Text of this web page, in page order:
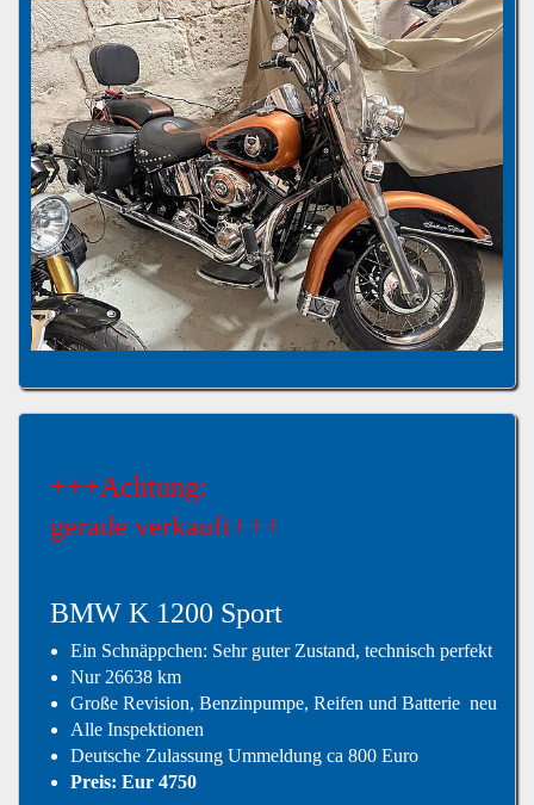
+++Achtung:
gerade verkauft+++
BMW K 1200 Sport
Ein Schnäppchen: Sehr guter Zustand, technisch perfekt
Nur 26638 km
Große Revision, Benzinpumpe, Reifen und Batterie neu
Alle Inspektionen
Deutsche Zulassung Ummeldung ca 800 Euro
Preis: Eur 4750